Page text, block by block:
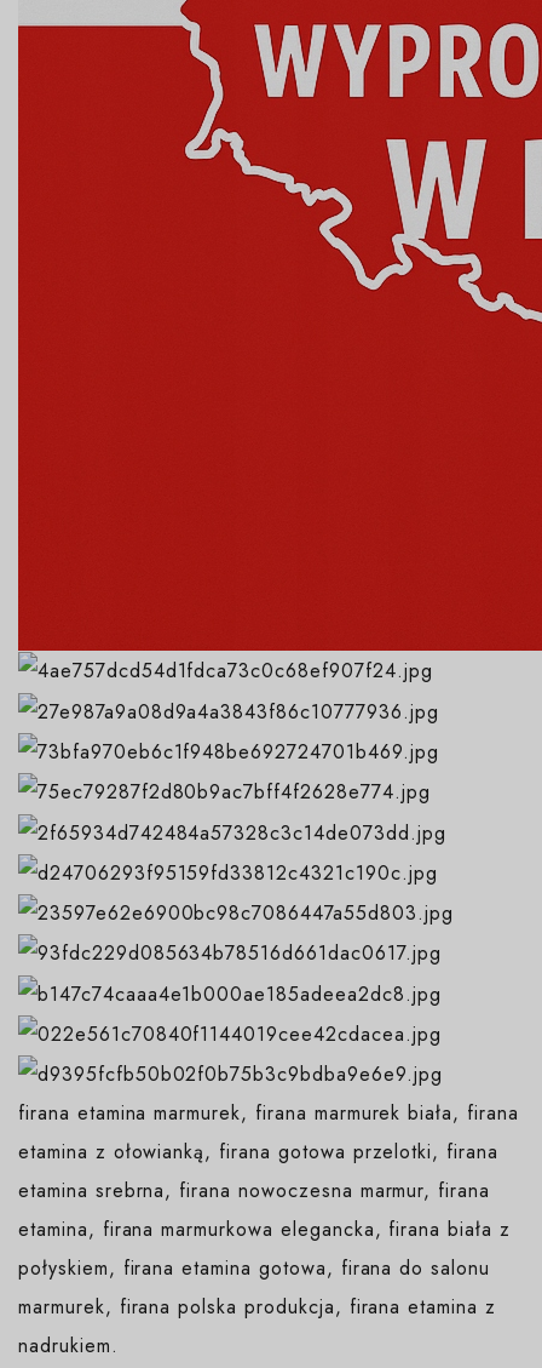
firana etamina marmurek, firana marmurek biała, firana
etamina z ołowianką, firana gotowa przelotki, firana
etamina srebrna, firana nowoczesna marmur, firana
etamina, firana marmurkowa elegancka, firana biała z
połyskiem, firana etamina gotowa, firana do salonu
marmurek, firana polska produkcja, firana etamina z
nadrukiem.